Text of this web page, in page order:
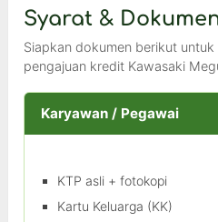
Syarat &
Siapkan dokumen berikut
pengajuan kredit Kawasaki
Karyawan / Pegawai
KTP asli + fotokopi
Kartu Keluarga (KK)